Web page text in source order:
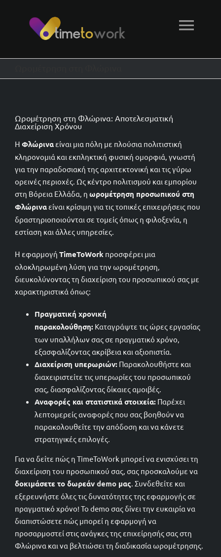
περιεχόμενο
Τεχνική υποστήριξη
Φόρμα επικοινωνίας
2102209558
sales@timetowork.gr
Ωρομέτρηση στη Φλώρινα: Αποτελεσματική
Διαχείριση Χρόνου
Η Φλώριναείναι μια πόλη με πλούσια πολιτιστική
κληρονομιά και εκπληκτική φυσική ομορφιά, γνωστή
για την παραδοσιακή της αρχιτεκτονική και τις γύρω
ορεινές περιοχές. Ως κέντρο πολιτισμού και εμπορίου
στη Βόρεια Ελλάδα, η ωρομέτρηση προσωπικού στη
Φλώριναείναι κρίσιμη για τις τοπικές επιχειρήσεις που
δραστηριοποιούνται σε τομείς όπως η φιλοξενία, η
εστίαση και άλλες υπηρεσίες.
Η εφαρμογή TimeToWork προσφέρει μια
ολοκληρωμένη λύση για την ωρομέτρηση,
διευκολύνοντας τη διαχείριση του προσωπικού σας με
χαρακτηριστικά όπως:
Πραγματική χρονική
παρακολούθηση: Καταγράψτε τις ώρες εργασίας
των υπαλλήλων σας σε πραγματικό χρόνο,
εξασφαλίζοντας ακρίβεια και αξιοπιστία.
Διαχείριση υπερωριών: Παρακολουθήστε και
διαχειριστείτε τις υπερωρίες του προσωπικού
σας, διασφαλίζοντας δίκαιες αμοιβές.
Αναφορές και στατιστικά στοιχεία: Παρέχει
λεπτομερείς αναφορές που σας βοηθούν να
παρακολουθείτε την απόδοση και να κάνετε
στρατηγικές επιλογές.
Για να δείτε πώς η TimeToWork μπορεί να ενισχύσει τη
διαχείριση του προσωπικού σας, σας προσκαλούμε να
δοκιμάσετε το δωρεάν demo μας. Συνδεθείτε και
εξερευνήστε όλες τις δυνατότητες της εφαρμογής σε
πραγματικό χρόνο! Το demo σας δίνει την ευκαιρία να
διαπιστώσετε πώς μπορεί η εφαρμογή να
προσαρμοστεί στις ανάγκες της επιχείρησής σας στη
Φλώρινα και να βελτιώσει τη διαδικασία ωρομέτρησης.